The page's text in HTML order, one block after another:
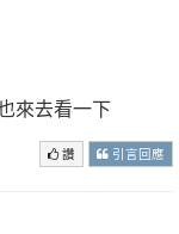
來去看一下
讚 引言回應